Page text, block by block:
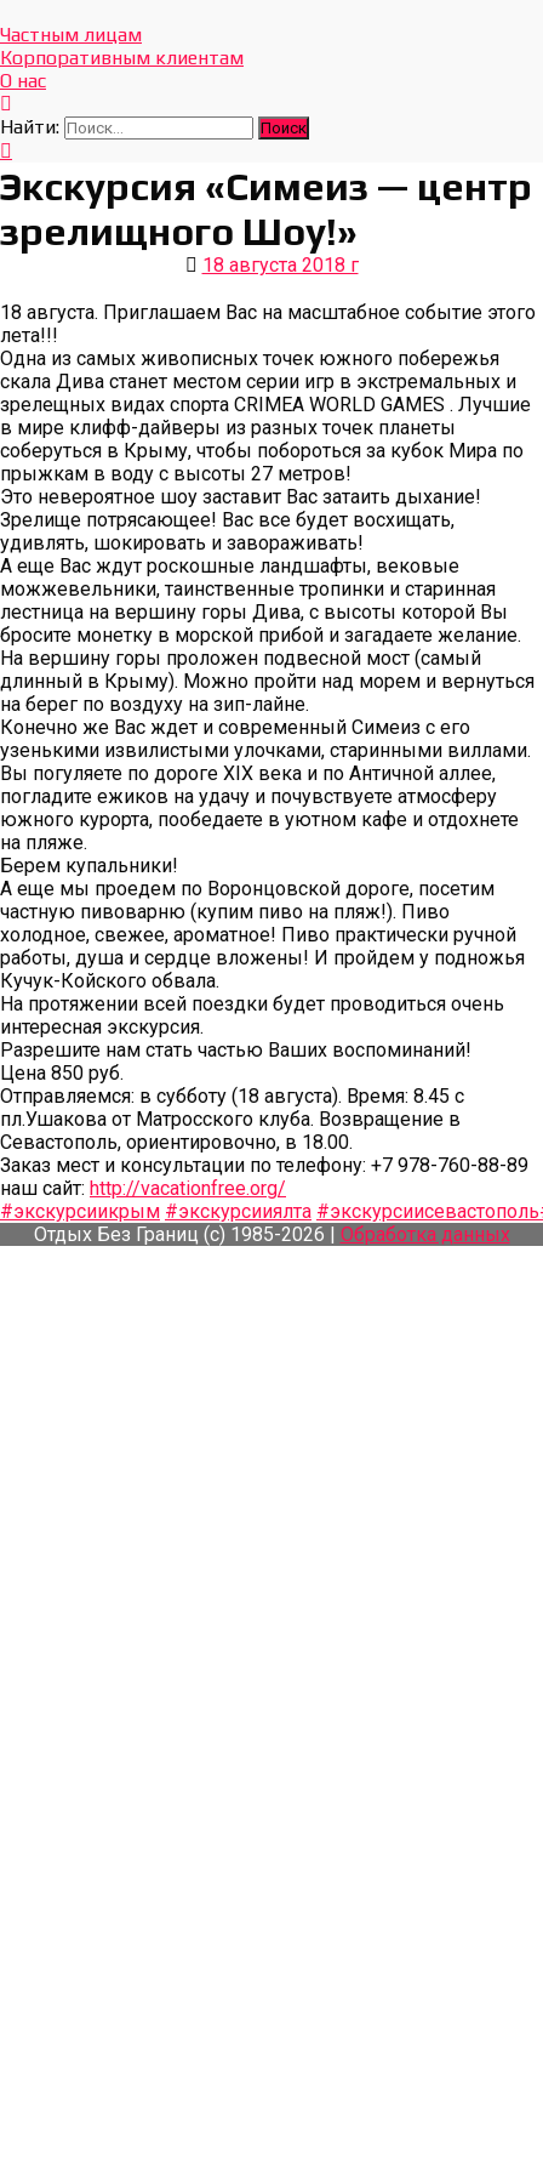
Отдых Без Границ
Эксклюзивные экскурсии по Севастополю и Крыму
Частным лицам
Корпоративным клиентам
О нас
Найти:
Экскурсия «Симеиз — центр
зрелищного Шоу!»
18 августа 2018 г
18 августа. Приглашаем Вас на масштабное событие этого
лета!!!
Одна из самых живописных точек южного побережья
скала Дива станет местом серии игр в экстремальных и
зрелещных видах спорта CRIMEA WORLD GAMES . Лучшие
в мире клифф-дайверы из разных точек планеты
соберуться в Крыму, чтобы побороться за кубок Мира по
прыжкам в воду с высоты 27 метров!
Это невероятное шоу заставит Вас затаить дыхание!
Зрелище потрясающее! Вас все будет восхищать,
удивлять, шокировать и завораживать!
А еще Вас ждут роскошные ландшафты, вековые
можжевельники, таинственные тропинки и старинная
лестница на вершину горы Дива, с высоты которой Вы
бросите монетку в морской прибой и загадаете желание.
На вершину горы проложен подвесной мост (самый
длинный в Крыму). Можно пройти над морем и вернуться
на берег по воздуху на зип-лайне.
Конечно же Вас ждет и современный Симеиз с его
узенькими извилистыми улочками, старинными виллами.
Вы погуляете по дороге XIX века и по Античной аллее,
погладите ежиков на удачу и почувствуете атмосферу
южного курорта, пообедаете в уютном кафе и отдохнете
на пляже.
Берем купальники!
А еще мы проедем по Воронцовской дороге, посетим
частную пивоварню (купим пиво на пляж!). Пиво
холодное, свежее, ароматное! Пиво практически ручной
работы, душа и сердце вложены! И пройдем у подножья
Кучук-Койского обвала.
На протяжении всей поездки будет проводиться очень
интересная экскурсия.
Разрешите нам стать частью Ваших воспоминаний!
Цена 850 руб.
Отправляемся: в субботу (18 августа). Время: 8.45 с
пл.Ушакова от Матросского клуба. Возвращение в
Севастополь, ориентировочно, в 18.00.
Заказ мест и консультации по телефону: +7 978-760-88-89
наш сайт: http://vacationfree.org/
#экскурсиикрым #экскурсииялта #экскурсиисевастополь
Отдых Без Границ (с) 1985-2026 | Обработка данных